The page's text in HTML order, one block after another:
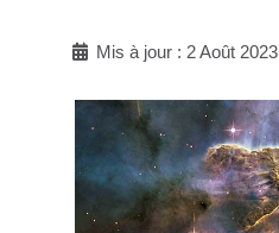
Mis à jour : 2 Août 2023